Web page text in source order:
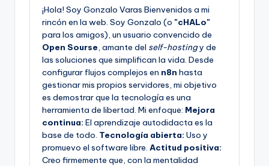
¡Hola! Soy Gonzalo Varas Bienvenidos a mi
rincón en la web. Soy Gonzalo (o "cHALo"
para los amigos), un usuario convencido de
Open Sourse, amante del self-hostingy de
las soluciones que simplifican la vida. Desde
configurar flujos complejos en n8n hasta
gestionar mis propios servidores, mi objetivo
es demostrar que la tecnología es una
herramienta de libertad. Mi enfoque: Mejora
continua: El aprendizaje autodidacta es la
base de todo. Tecnología abierta: Uso y
promuevo el software libre. Actitud positiva:
Creo firmemente que, con la mentalidad